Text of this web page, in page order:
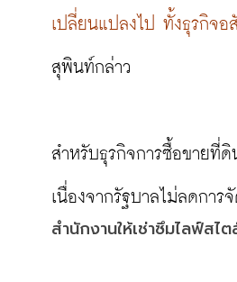
เปลี่ยนแปลงไป ทั้งธุรกิจอ
สุพินท์กล่าว
สำหรับธุรกิจการซื้อขายที่
สำนักงานให้เช่าซึมไลฟ์สไ